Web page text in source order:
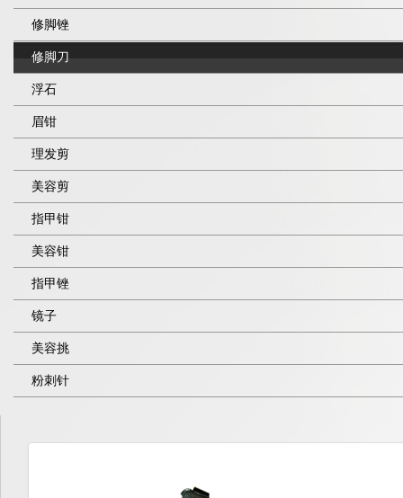
修脚锉
修脚刀
浮石
眉钳
理发剪
美容剪
指甲钳
美容钳
指甲锉
镜子
美容挑
粉刺针